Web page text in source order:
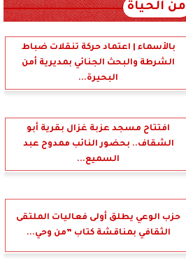
من الحياة
بالأسماء | اعتماد حركة تنقلات ضباط
الشرطة والبحث الجنائي بمديرية أمن
البحيرة...
افتتاح مسجد عزبة غزال بقرية أبو
الشقاف.. بحضور النائب ممدوح عبد
السميع...
حزب الوعي يطلق أولى فعاليات الملتقى
الثقافي بمناقشة كتاب ”من وحي...